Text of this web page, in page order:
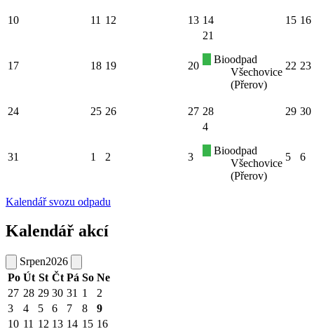
10 11 12 13 14 15 16
17 18 19 20
21
Bioodpad
Všechovice
(Přerov)
22 23
24 25 26 27 28 29 30
31 1 2 3
4
Bioodpad
Všechovice
(Přerov)
5 6
Kalendář svozu odpadu
Kalendář akcí
Srpen2026
Po Út St Čt Pá So Ne
27 28 29 30 31 1
2
3
4 5 6 7 8
9
10 11 12 13 14 15 16